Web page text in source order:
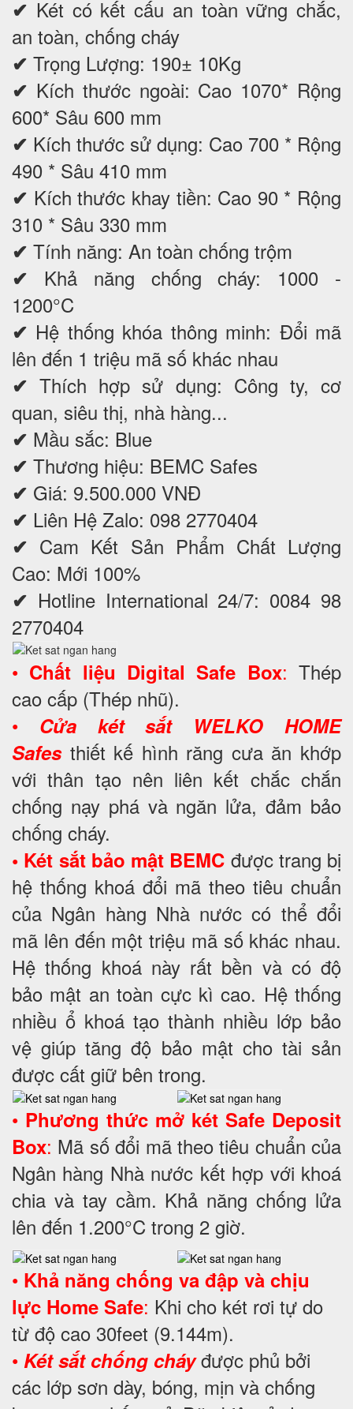
✔ Két có kết cấu an toàn vững chắc,
an toàn, chống cháy
✔ Trọng Lượng: 190± 10Kg
✔ Kích thước ngoài: Cao 1070* Rộng
600* Sâu 600 mm
✔ Kích thước sử dụng: Cao 700 * Rộng
490 * Sâu 410 mm
✔ Kích thước khay tiền: Cao 90 * Rộng
310 * Sâu 330 mm
✔ Tính năng: An toàn chống trộm
✔ Khả năng chống cháy: 1000 -
1200°C
✔ Hệ thống khóa thông minh: Đổi mã
lên đến 1 triệu mã số khác nhau
✔Thích hợp sử dụng: Công ty, cơ
quan, siêu thị, nhà hàng...
✔ Mầu sắc: Blue
✔ Thương hiệu: BEMC Safes
✔ Giá: 9.500.000 VNĐ
✔ Liên Hệ Zalo: 098 2770404
✔ Cam Kết Sản Phẩm Chất Lượng
Cao: Mới 100%
✔ Hotline International 24/7: 0084 98
2770404
• Chất liệu Digital Safe Box: Thép
cao cấp (Thép nhũ).
• Cửa két sắt WELKO HOME
Safesthiết kế hình răng cưa ăn khớp
với thân tạo nên liên kết chắc chắn
chống nạy phá và ngăn lửa, đảm bảo
chống cháy.
• Két sắt bảo mật BEMC được trang bị
hệ thống khoá đổi mã theo tiêu chuẩn
của Ngân hàng Nhà nước có thể đổi
mã lên đến một triệu mã số khác nhau.
Hệ thống khoá này rất bền và có độ
bảo mật an toàn cực kì cao. Hệ thống
nhiều ổ khoá tạo thành nhiều lớp bảo
vệ giúp tăng độ bảo mật cho tài sản
được cất giữ bên trong.
• Phương thức mở két Safe Deposit
Box: Mã số đổi mã theo tiêu chuẩn của
Ngân hàng Nhà nước kết hợp với khoá
chia và tay cầm. Khả năng chống lửa
lên đến 1.200°C trong 2 giờ.
• Khả năng chống va đập và chịu
lực Home Safe: Khi cho két rơi tự do
từ độ cao 30feet (9.144m).
• Két sắt chống cháy được phủ bởi
các lớp sơn dày, bóng, mịn và chống